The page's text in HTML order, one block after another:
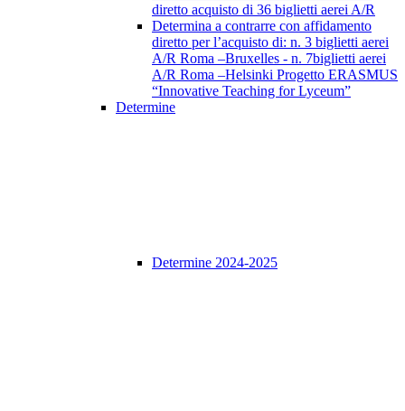
diretto acquisto di 36 biglietti aerei A/R
Determina a contrarre con affidamento
diretto per l’acquisto di: n. 3 biglietti aerei
A/R Roma –Bruxelles - n. 7biglietti aerei
A/R Roma –Helsinki Progetto ERASMUS
“Innovative Teaching for Lyceum”
Determine
Determine 2024-2025